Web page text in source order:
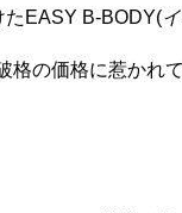
EASY B-BODY(
格の価格に惹かれ